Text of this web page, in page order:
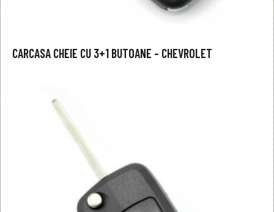
CARCASA CHEIE CU 3+1 BUTOANE – CHEVROLET